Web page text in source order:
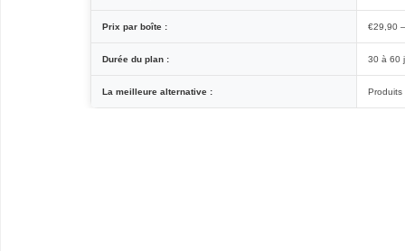
Prix par boîte : €29,90
Durée du plan : 30 à 60
La meilleure alternative : Produits